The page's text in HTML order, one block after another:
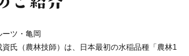
ーツ・亀岡
氏（農林技師）は、日本最初の水稲品種「農林1